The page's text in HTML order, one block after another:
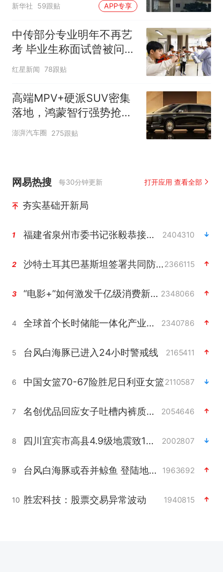
新华社 59跟贴 APP专享
中传部分专业明年不再艺
考 毕业生称面试曾被问
“如何策划晚会” 专家：遏
红星新闻 78跟贴
高端MPV+硬派SUV密集
落地，鸿蒙智行强势抢占
自主高端市场制高点
澎湃汽车圈 275跟贴
网易热搜 每30分钟更新 打开应用 查看全部
夯实基础开新局
1 福建省泉州市委书记张毅恭接受纪律审查和监察调查 2404310
2 沙特土耳其巴基斯坦签署共同防务协议2366115
3 “电影+”如何激发千亿级消费新活力？ 2348066
4 全球首个长时储能一体化产业园量产 2340786
5 台风白海豚已进入24小时警戒线 2165411
6 中国女篮70-67险胜尼日利亚女篮2110587
7 名创优品回应女子吐槽内裤质量差 2054646
8 四川宜宾市高县4.9级地震致1人死亡 2002807
9 台风白海豚或吞并鲸鱼 登陆地点更新 1963692
10 胜宏科技：股票交易异常波动 1940815